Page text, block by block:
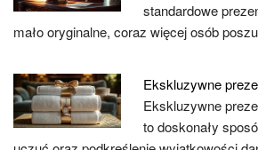
standardowe
mało oryginalne, coraz więcej osób
Ekskluzywne
Ekskluzywne
to doskonały